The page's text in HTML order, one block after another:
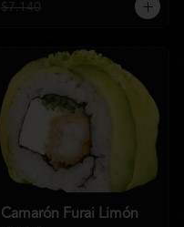
$7.140
Camarón Furai Limón